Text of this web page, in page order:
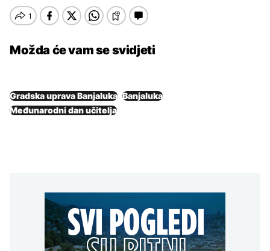
Možda će vam se svidjeti
Gradska uprava Banjaluka Banjaluka
Međunarodni dan učitelja